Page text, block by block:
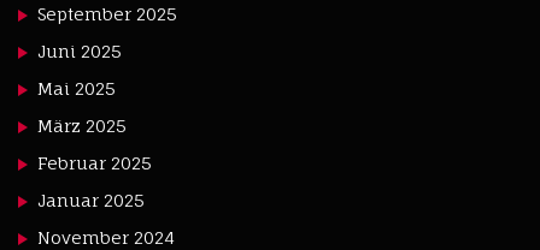
September 2025
Juni 2025
Mai 2025
März 2025
Februar 2025
Januar 2025
November 2024